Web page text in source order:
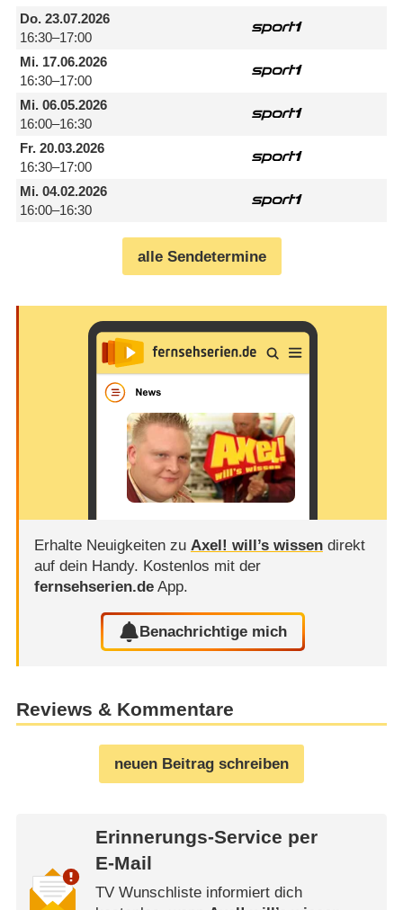
Do.23.07.2026
16:30–17:00
Mi.17.06.2026
16:30–17:00
Mi.06.05.2026
16:00–16:30
Fr.20.03.2026
16:30–17:00
Mi.04.02.2026
16:00–16:30
alle Sendetermine
Erhalte Neuigkeiten zu Axel! will’s wissendirekt
auf dein Handy. Kostenlos mit der
fernsehserien.deApp.
Benachrichtige mich
Reviews & Kommentare
neuen Beitrag schreiben
Erinnerungs-Service per
E-Mail
TV Wunschliste informiert dich